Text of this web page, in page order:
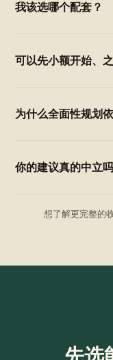
我该选哪个配套？
可以先小额开始、
为什么全面性规划
你的建议真的中立
想了解更完整的